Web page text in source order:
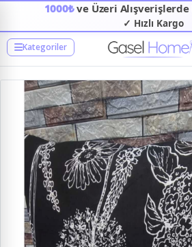
1000₺ve Üzeri Alışverişlerde
✓ Hızlı Kargo
Kategoriler